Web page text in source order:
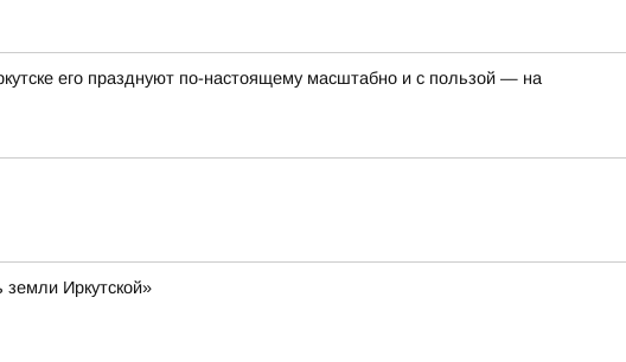
его празднуют по-настоящему масштабно и с пользой — на
земли Иркутской»